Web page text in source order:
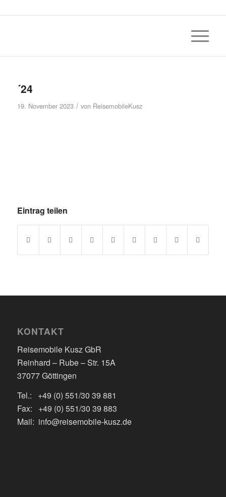
´24
19. November 2023 / von ReisemobileKusz
Eintrag teilen
KONTAKT
Reisemobile Kusz GbR
Reinhard – Rube – Str. 15A
37077 Göttingen
Tel.: +49 (0) 551/30 39 881
Fax: +49 (0) 551/30 39 883
Mail: info@reisemobile-kusz.de